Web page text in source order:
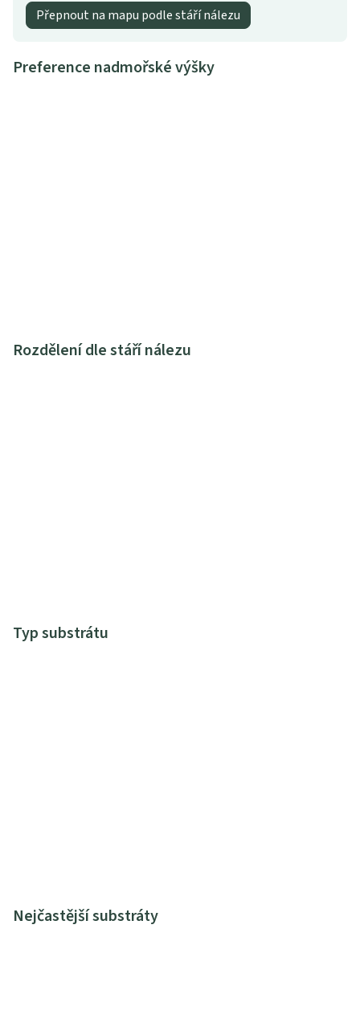
Přepnout na mapu podle stáří nálezu
Preference nadmořské výšky
Rozdělení dle stáří nálezu
Typ substrátu
Nejčastější substráty